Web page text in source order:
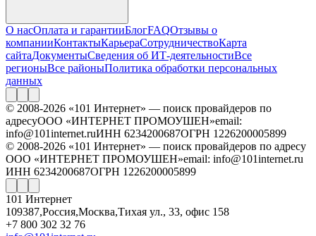
О насОплата и гарантииБлогFAQОтзывы о
компанииКонтактыКарьераСотрудничествоКарта
сайтаДокументыСведения об ИТ-деятельностиВсе
регионыВсе районыПолитика обработки персональных
данных
© 2008-2026 «101 Интернет» — поиск провайдеров по
адресуООО «ИНТЕРНЕТ ПРОМОУШЕН»email:
info@101internet.ruИНН 6234200687ОГРН 1226200005899
© 2008-2026 «101 Интернет» — поиск провайдеров по адресу
ООО «ИНТЕРНЕТ ПРОМОУШЕН»email: info@101internet.ru
ИНН 6234200687ОГРН 1226200005899
101 Интернет
109387,Россия,Москва,Тихая ул., 33, офис 158
+7 800 302 32 76